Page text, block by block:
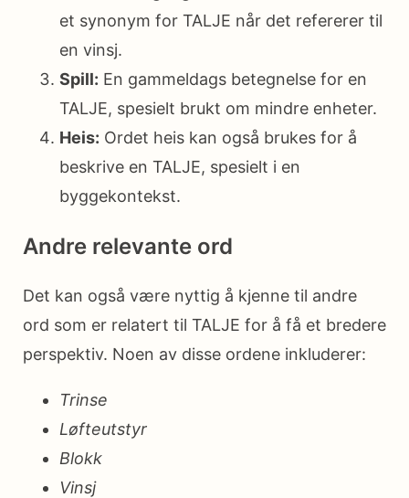
et synonym for TALJE når det refererer til
en vinsj.
Spill: En gammeldags betegnelse for en
TALJE, spesielt brukt om mindre enheter.
Heis: Ordet heis kan også brukes for å
beskrive en TALJE, spesielt i en
byggekontekst.
Andre relevante ord
Det kan også være nyttig å kjenne til andre
ord som er relatert til TALJE for å få et bredere
perspektiv. Noen av disse ordene inkluderer:
Trinse
Løfteutstyr
Blokk
Vinsj